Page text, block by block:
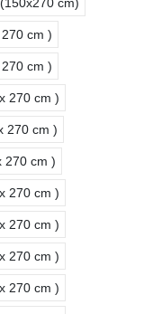
cm )
cm )
270 cm )
270 cm )
270 cm )
270 cm )
270 cm )
270 cm )
270 cm )